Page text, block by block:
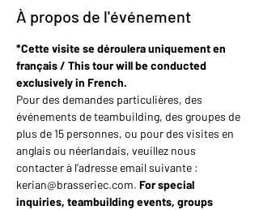
À propos de l'événement
*Cette visite se déroulera uniquement en
français / This tour will be conducted
exclusively in French.
Pour des demandes particulières, des
événements de teambuilding, des groupes de
plus de 15 personnes, ou pour des visites en
anglais ou néerlandais, veuillez nous
contacter à l’adresse email suivante :
kerian@brasseriec.com. For special
inquiries, teambuilding events, groups